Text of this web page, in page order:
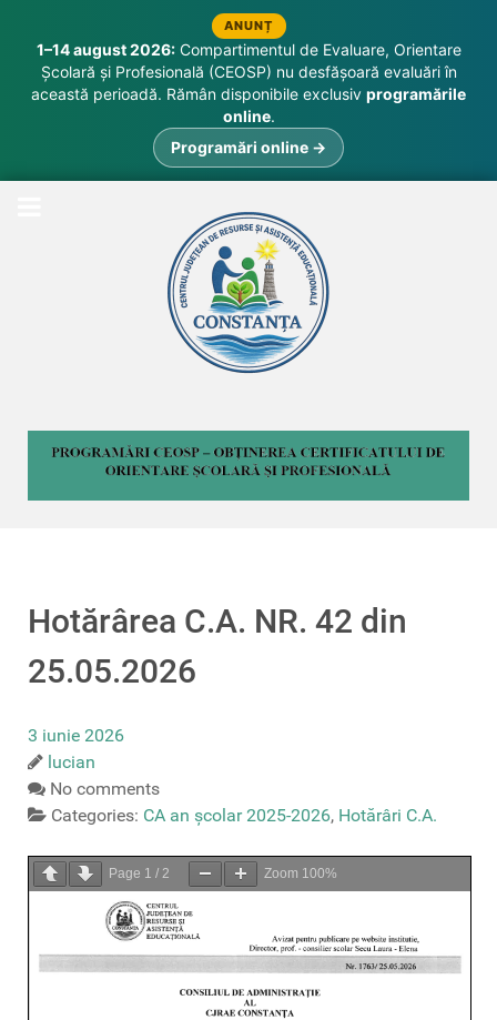
ANUNȚ
1–14 august 2026:Compartimentul de Evaluare, Orientare
Școlară și Profesională (CEOSP) nu desfășoară evaluări în
această perioadă. Rămân disponibile exclusiv programările
online.
Programări online →
Hotărârea C.A. NR. 42 din
25.05.2026
3 iunie 2026
lucian
No comments
Categories: CA an școlar 2025-2026, Hotărâri C.A.
Page 1 / 2 Zoom 100%